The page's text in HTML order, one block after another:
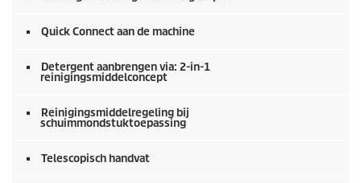
Quick Connectaan de machine
Detergent aanbrengen via: 2-in-1
reinigingsmiddelconcept
Reinigingsmiddelregeling bij
schuimmondstuktoepassing
Telescopisch handvat